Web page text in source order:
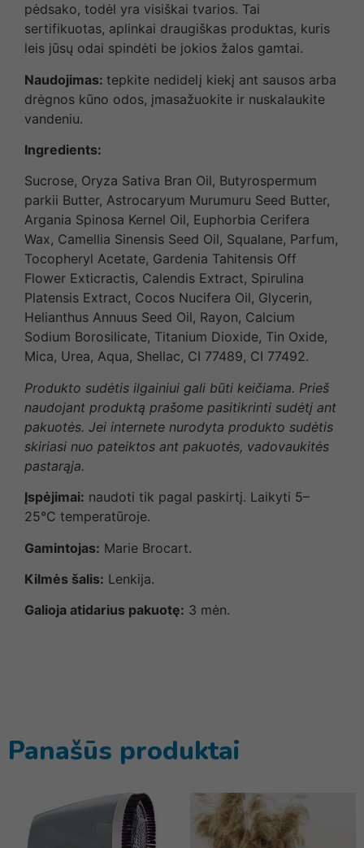
pėdsako, todėl yra visiškai tvarios. Tai
sertifikuotas, aplinkai draugiškas produktas, kuris
leis jūsų odai spindėti be jokios žalos gamtai.
Naudojimas: tepkite nedidelį kiekį ant sausos arba
drėgnos kūno odos, įmasažuokite ir nuskalaukite
vandeniu.
Ingredients:
Sucrose, Oryza Sativa Bran Oil, Butyrospermum
parkii Butter, Astrocaryum Murumuru Seed Butter,
Argania Spinosa Kernel Oil, Euphorbia Cerifera
Wax, Camellia Sinensis Seed Oil, Squalane, Parfum,
Tocopheryl Acetate, Gardenia Tahitensis Off
Flower Exticractis, Calendis Extract, Spirulina
Platensis Extract, Cocos Nucifera Oil, Glycerin,
Helianthus Annuus Seed Oil, Rayon, Calcium
Sodium Borosilicate, Titanium Dioxide, Tin Oxide,
Mica, Urea, Aqua, Shellac, CI 77489, CI 77492.
Produkto sudėtis ilgainiui gali būti keičiama. Prieš
naudojant produktą prašome pasitikrinti sudėtį ant
pakuotės. Jei internete nurodyta produkto sudėtis
skiriasi nuo pateiktos ant pakuotės, vadovaukitės
pastarąja.
Įspėjimai: naudoti tik pagal paskirtį. Laikyti 5–
25°C temperatūroje.
Gamintojas: Marie Brocart.
Kilmės šalis: Lenkija.
Galioja atidarius pakuotę: 3 mėn.
Panašūs produktai